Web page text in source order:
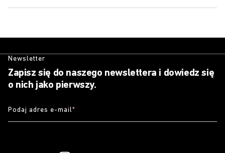
Newsletter
Zapisz się do naszego newslettera i dowiedz się
o nich jako pierwszy.
Podaj adres e-mail*